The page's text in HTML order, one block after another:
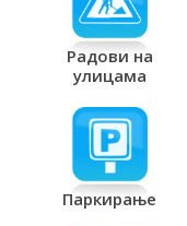
Радови на
улицама
Паркирање